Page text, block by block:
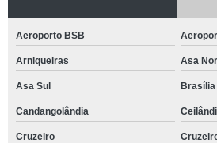
Aeroporto BSB
Arniqueiras Asa
Asa Sul Brasília
Candangolândia
Cruzeiro